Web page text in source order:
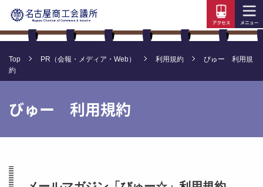
Top PR（会報・メディア・Web） 利用規約
びゅー 利用規
約
びゅー 利用規約